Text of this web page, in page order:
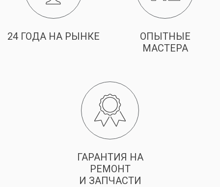
24 ГОДА НА РЫНКЕ
ОПЫТНЫЕ
МАСТЕРА
ГАРАНТИЯ НА
РЕМОНТ
И ЗАПЧАСТИ